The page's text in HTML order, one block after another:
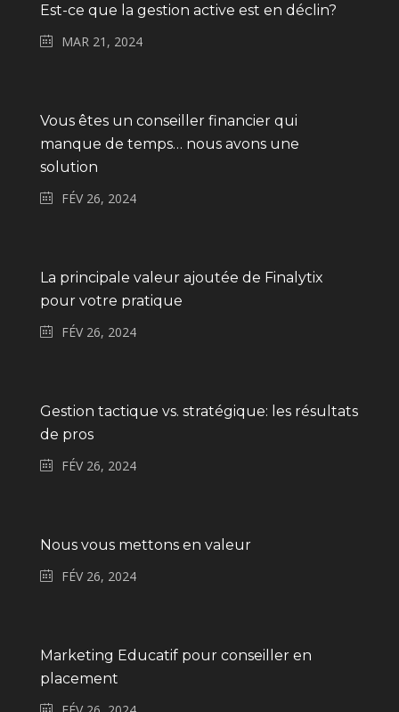
Est-ce que la gestion active est en déclin?
MAR 21, 2024
Vous êtes un conseiller financier qui
manque de temps… nous avons une
solution
FÉV 26, 2024
La principale valeur ajoutée de Finalytix
pour votre pratique
FÉV 26, 2024
Gestion tactique vs. stratégique: les résultats
de pros
FÉV 26, 2024
Nous vous mettons en valeur
FÉV 26, 2024
Marketing Educatif pour conseiller en
placement